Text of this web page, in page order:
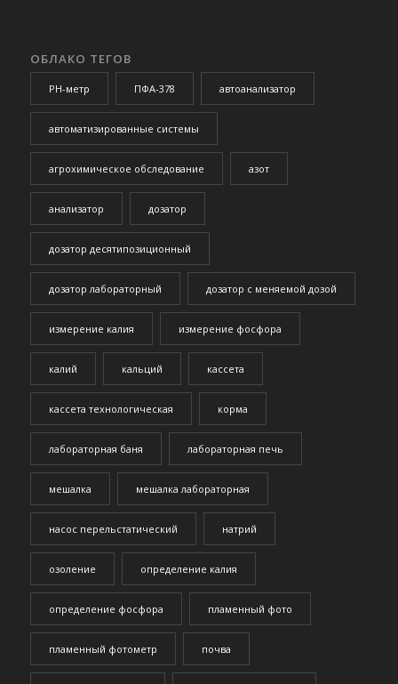
ОБЛАКО ТЕГОВ
PH-метр ПФА-378 автоанализатор
автоматизированные системы
агрохимическое обследование азот
анализатор дозатор
дозатор десятипозиционный
дозатор лабораторный дозатор с меняемой дозой
измерение калия измерение фосфора
калий кальций кассета
кассета технологическая корма
лабораторная баня лабораторная печь
мешалка мешалка лабораторная
насос перельстатический натрий
озоление определение калия
определение фосфора пламенный фото
пламенный фотометр почва